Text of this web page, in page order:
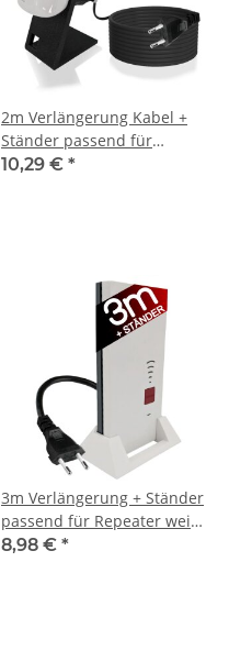
2m Verlängerung Kabel +
Ständer passend für
Repeater TP-Link RE190
10,29 € *
3m Verlängerung + Ständer
passend für Repeater weiß
für AVM Fritz!Repeater 2400
8,98 € *